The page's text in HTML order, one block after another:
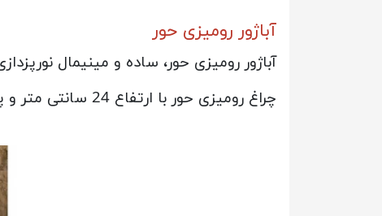
آباژور رومیزی حور
آباژور رومیزی حور، ساده و مینیمال
چراغ رومیزی حور با ارتفاع 24 سانتی متر و پارچه استفاده شده از جنس کتان می باشد.